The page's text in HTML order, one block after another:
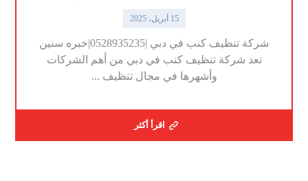
15 أبريل، 2025
شركة تنظيف كنب في دبي |0528935235|خبره سنين
تعد شركة تنظيف كنب في دبي من أهم الشركات
وأشهرها في مجال تنظيف ...
اقرأ أكثر